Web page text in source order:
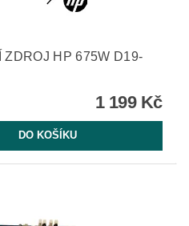
HP 675W D19-
1 199 Kč